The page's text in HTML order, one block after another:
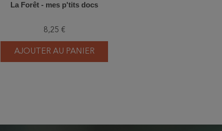
La Forêt - mes p'tits docs
8,25 €
AJOUTER AU PANIER